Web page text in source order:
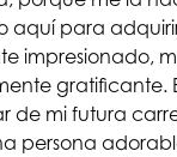
aquí para
mi futura
persona